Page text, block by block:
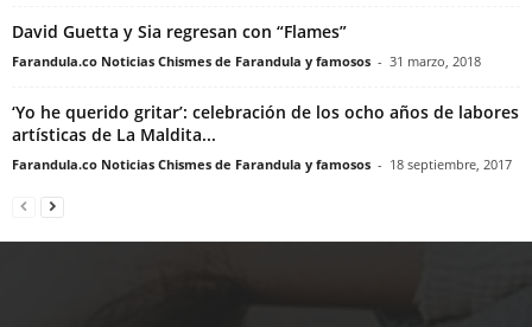
David Guetta y Sia regresan con “Flames”
Farandula.co Noticias Chismes de Farandula y famosos - 31 marzo, 2018
‘Yo he querido gritar’: celebración de los ocho años de labores
artísticas de La Maldita...
Farandula.co Noticias Chismes de Farandula y famosos - 18 septiembre, 2017